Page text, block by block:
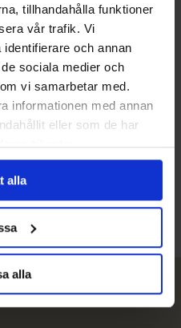
tillhandahålla funktioner
vår trafik. Vi
och annan
sociala medier och
vi samarbetar med.
informationen med annan
eller som de har
tjänster.
alla
alla
veta mer om denna